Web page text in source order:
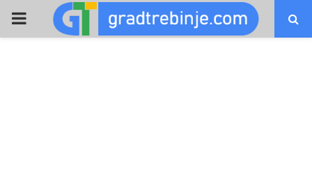
PRIMARY